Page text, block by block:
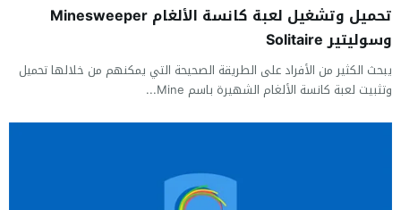
تحميل وتشغيل لعبة كانسة الألغام Minesweeper
وسوليتير Solitaire
يبحث الكثير من الأفراد على الطريقة الصحيحة التي يمكنهم من خلالها تحميل
وتثبيت لعبة كانسة الألغام الشهيرة باسم Mine...